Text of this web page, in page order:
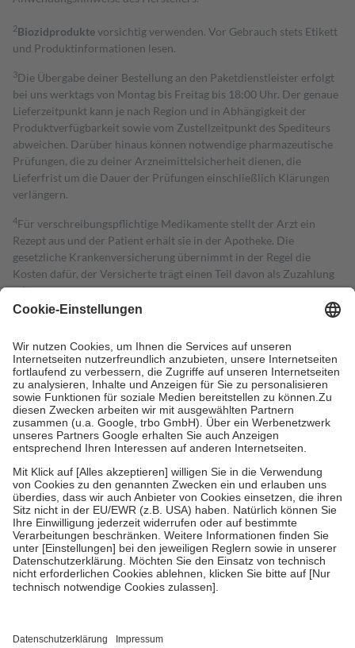
2Biozidproduktevorsichtig verwenden. Vor Gebrauch stets Etikett
und Produktinformationen lesen.
3Die Übergabe deiner Bestellung an den Paketdienstleister erfolgt
bei uns werktags von Montag bis Freitag bis 18:00 Uhr. Der genaue
Lieferzeitpunkt kann je nach Region und in Abhängigkeit der
Produktverfügbarkeit sowie vom Zustellzeitpunkt des Spediteurs
abweichen. Darüber hinaus können notwendige pharmazeutische
Prüfungen, die zu deiner Arzneimittelsicherheit dienen, die
Lieferfrist um die Dauer der Prüfungen einschließlich Klärungen
verlängern.
4Für verschreibungspflichtige Medikamente stellt der Arzt ein
Rezept aus und der Patient erhält sie in der Apotheke. Die
gesetzliche Krankenversicherung übernimmt in der Regel die
Kosten dafür, der Versicherte trägt einen Teil davon als Zuzahlung
mit.
Grundsätzlich leisten Mitglieder Zuzahlungen in Höhe von zehn
höchstens zehn Euro.
Es sind jedoch nie mehr als die tatsächlichen
Kosten der Leistung zu entrichten.
Diese Regeln gelten grundsätzlich auch für Online-Apotheken.
Bei Heilmitteln und häuslicher Krankenpflege beträgt die
Zuzahlung zehn Prozent der Kosten sowie zehn Euro je
Verordnung.
Um das Engagement der Versicherten für ihre eigene Gesundheit zu
stärken und die besondere Stellung der Familie zu unterstützen,
fallenkeine Zuzahlungenan bei:
• Kindern und Jugendlichen bis zum vollendeten 18. Lebensjahr
mit Ausnahme der Fahrkosten
• Untersuchungen zur Vorsorge und Früherkennung, die von der
GKV getragen werden
• empfohlenen Schutzimpfungen
• Harn- und Blutteststreifen
getroffen, um sicherzustellen, dass es sich um echte Bewertungen